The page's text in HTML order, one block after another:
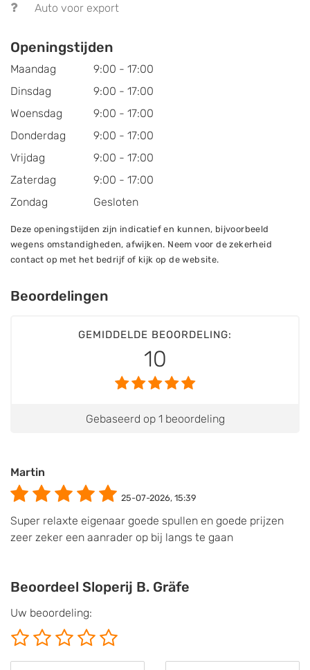
Auto voor export
Openingstijden
Maandag
9:00 - 17:00
Dinsdag
9:00 - 17:00
Woensdag
9:00 - 17:00
Donderdag
9:00 - 17:00
Vrijdag
9:00 - 17:00
Zaterdag
9:00 - 17:00
Zondag
Gesloten
Deze openingstijden zijn indicatief en kunnen, bijvoorbeeld
wegens omstandigheden, afwijken. Neem voor de zekerheid
contact op met het bedrijf of kijk op de website.
Beoordelingen
GEMIDDELDE BEOORDELING:
10
Gebaseerd op 1 beoordeling
Martin
25-07-2026, 15:39
Super relaxte eigenaar goede spullen en goede prijzen
zeer zeker een aanrader op bij langs te gaan
Beoordeel Sloperij B. Gräfe
Uw beoordeling: